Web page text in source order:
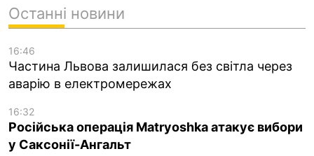
Останні новини
16:46
Частина Львова залишилася без світла через
аварію в електромережах
16:32
Російська операція Matryoshka атакує вибори
у Саксонії-Ангальт